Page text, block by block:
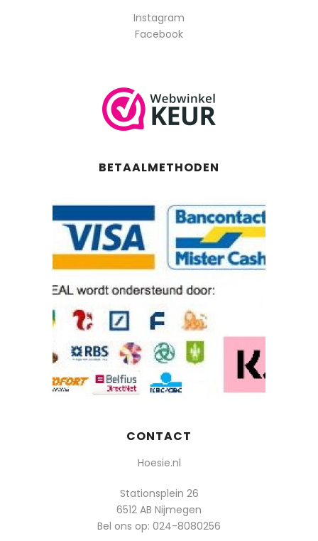
Instagram
Facebook
BETAALMETHODEN
CONTACT
Hoesie.nl
Stationsplein 26
6512 AB Nijmegen
Bel ons op: 024-8080256